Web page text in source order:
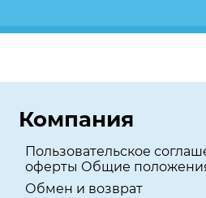
Компания
Пользовательское
оферты Общие
Обмен и возврат